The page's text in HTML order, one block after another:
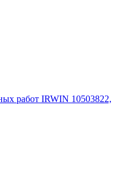
работ IRWIN 10503822,